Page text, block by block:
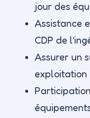
jour des
Assistance
CDP de
Assurer un
exploitation